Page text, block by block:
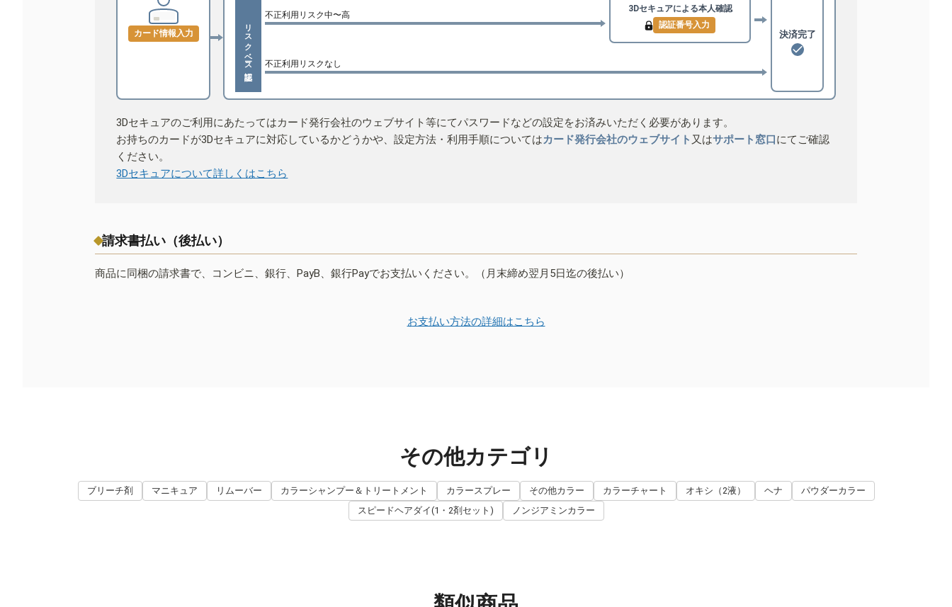
カード情報入力 リスクベース認証
不正利用リスク中〜高
3Dセキュアによる本人確認
認証番号入力
不正利用リスクなし
決済完了
3Dセキュアのご利用にあたってはカード発行会社のウェブサイト等にてパスワードなどの設定をお済みいただく必要があります。
お持ちのカードが3Dセキュアに対応しているかどうかや、設定方法・利用手順についてはカード発行会社のウェブサイト 又はサポート窓口にてご確認
ください。
3Dセキュアについて詳しくはこちら
請求書払い（後払い）
商品に同梱の請求書で、コンビニ、銀行、PayB、銀行Payでお支払いください。（月末締め翌月5日迄の後払い）
お支払い方法の詳細はこちら
その他カテゴリ
ブリーチ剤 マニキュア リムーバー カラーシャンプー＆トリートメント カラースプレー その他カラー カラーチャート オキシ（2液） ヘナ
パウダーカラー
スピードヘアダイ(1・2剤セット)
ノンジアミンカラー